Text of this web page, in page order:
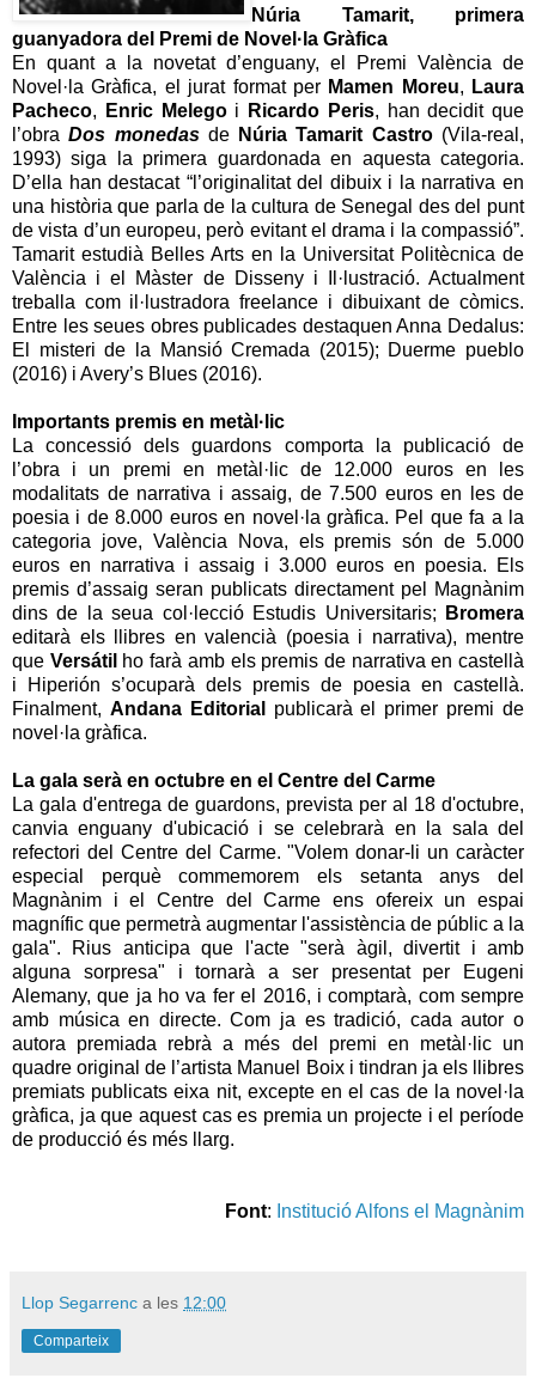
Núria Tamarit, primera
guanyadora del Premi de Novel·la Gràfica
En quant a la novetat d’enguany, el Premi València de
Novel·la Gràfica, el jurat format per Mamen Moreu, Laura
Pacheco, Enric Melegoi Ricardo Peris, han decidit que
l’obra Dos monedasde Núria Tamarit Castro(Vila-real,
1993) siga la primera guardonada en aquesta categoria.
D’ella han destacat “l’originalitat del dibuix i la narrativa en
una història que parla de la cultura de Senegal des del punt
de vista d’un europeu, però evitant el drama i la compassió”.
Tamarit estudià Belles Arts en la Universitat Politècnica de
València i el Màster de Disseny i Il·lustració. Actualment
treballa com il·lustradora freelance i dibuixant de còmics.
Entre les seues obres publicades destaquen Anna Dedalus:
El misteri de la Mansió Cremada (2015); Duerme pueblo
(2016) i Avery’s Blues (2016).
Importants premis en metàl·lic
La concessió dels guardons comporta la publicació de
l’obra i un premi en metàl·lic de 12.000 euros en les
modalitats de narrativa i assaig, de 7.500 euros en les de
poesia i de 8.000 euros en novel·la gràfica. Pel que fa a la
categoria jove, València Nova, els premis són de 5.000
euros en narrativa i assaig i 3.000 euros en poesia. Els
premis d’assaig seran publicats directament pel Magnànim
dins de la seua col·lecció Estudis Universitaris;
Bromera
editarà els llibres en valencià (poesia i narrativa), mentre
que Versátil ho farà amb els premis de narrativa en castellà
i Hiperión s’ocuparà dels premis de poesia en castellà.
Finalment, Andana Editorial publicarà el primer premi de
novel·la gràfica.
La gala serà en octubre en el Centre del Carme
La gala d'entrega de guardons, prevista per al 18 d'octubre,
canvia enguany d'ubicació i se celebrarà en la sala del
refectori del Centre del Carme. "Volem donar-li un caràcter
especial perquè commemorem els setanta anys del
Magnànim i el Centre del Carme ens ofereix un espai
magnífic que permetrà augmentar l'assistència de públic a la
gala". Rius anticipa que l'acte "serà àgil, divertit i amb
alguna sorpresa" i tornarà a ser presentat per Eugeni
Alemany, que ja ho va fer el 2016, i comptarà, com sempre
amb música en directe. Com ja es tradició, cada autor o
autora premiada rebrà a més del premi en metàl·lic un
quadre original de l’artista Manuel Boix i tindran ja els llibres
premiats publicats eixa nit, excepte en el cas de la novel·la
gràfica, ja que aquest cas es premia un projecte i el període
de producció és més llarg.
Font: Institució Alfons el Magnànim
Llop Segarrenc a les 12:00
Comparteix